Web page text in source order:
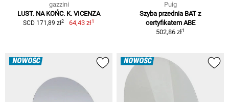
gazzini
LUST. NA KOŃC. K. VICENZA
SCD 171,89 zł2 64,43 zł1
Puig
Szyba przednia BAT z
certyfikatem ABE
502,86 zł1
NOWOŚĆ NOWOŚĆ